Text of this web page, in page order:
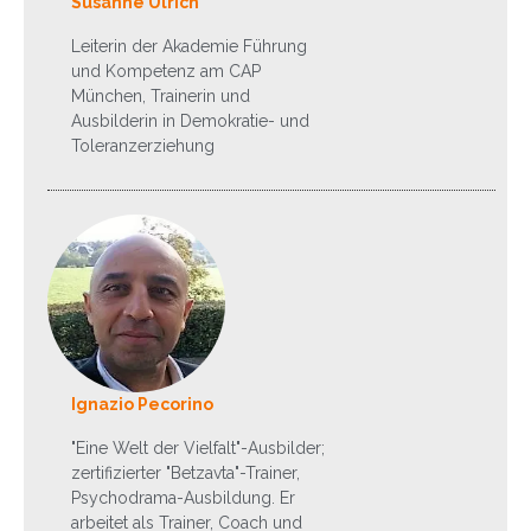
Leiterin der Akademie Führung
und Kompetenz am CAP
München, Trainerin und
Ausbilderin in Demokratie- und
Toleranzerziehung
Ignazio Pecorino
"Eine Welt der Vielfalt"-Ausbilder;
zertifizierter "Betzavta"-Trainer,
Psychodrama-Ausbildung. Er
arbeitet als Trainer, Coach und